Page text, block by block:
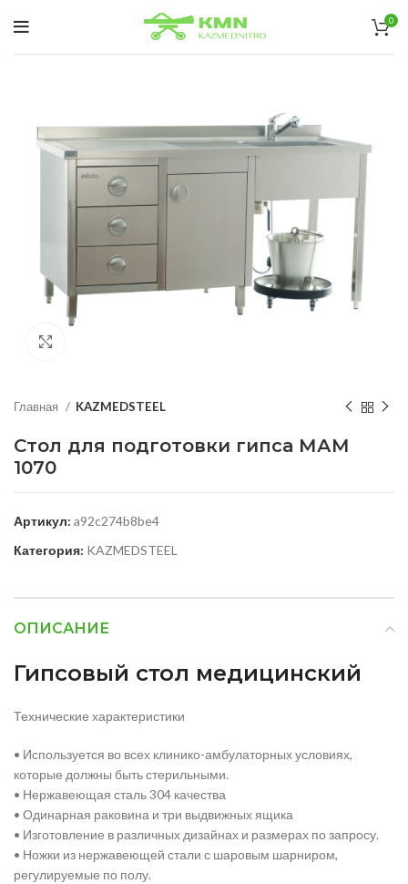
0
Главная KAZMEDSTEEL
Стол для подготовки гипса МАМ
1070
Артикул: a92c274b8be4
Категория: KAZMEDSTEEL
ОПИСАНИЕ
Гипсовый стол медицинский
Технические характеристики
• Используется во всех клинико-амбулаторных условиях,
которые должны быть стерильными.
• Нержавеющая сталь 304 качества
• Одинарная раковина и три выдвижных ящика
• Изготовление в различных дизайнах и размерах по запросу.
• Ножки из нержавеющей стали с шаровым шарниром,
регулируемые по полу.